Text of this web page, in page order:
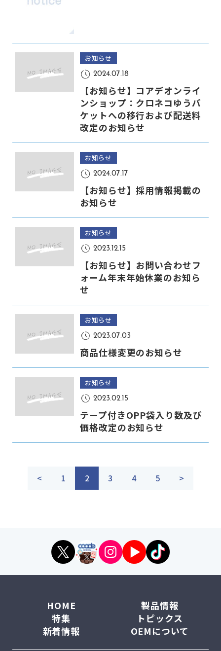
2024.07.18
お知らせ
【お知らせ】コアデオンライ
ンショップ：クロネコゆうパ
ケットへの移行および配送料
改定のお知らせ
2024.07.17
お知らせ
【お知らせ】採用情報掲載の
お知らせ
2023.12.15
お知らせ
【お知らせ】お問い合わせフ
ォーム年末年始休業のお知ら
せ
2023.07.03
お知らせ
商品仕様変更のお知らせ
2023.02.15
お知らせ
テープ付きOPP袋入り数及び
価格改定のお知らせ
< 1 2 3 4 5 >
HOME
製品情報
特集
トピックス
新着情報
OEMについて